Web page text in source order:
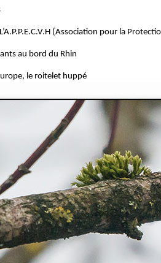
L’A.P.P.E.C.V.H (Association pour la
au bord du Rhin
le roitelet huppé